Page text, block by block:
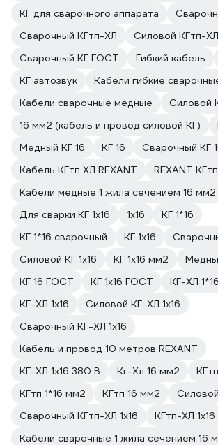
КГ для сварочного аппарата
Сварочный КГтп-ХЛ
Силовой КГтп-
Сварочный КГ ГОСТ
Гибкий кабель
КГ автозвук
Кабели гибкие
Кабели сварочные медные
Силовой
16 мм2 (кабель и провод силовой КГ)
Медный КГ 16
КГ 16 Сварочный КГ
Кабель КГтп ХЛ REXANT
REXANT
Кабели медные 1 жила сечением 16 мм2
Для сварки КГ 1х16
1х16
КГ 1*16
КГ 1*16 сварочный
КГ 1х16
Силовой КГ 1х16
КГ 1х16 мм2
КГ 16 ГОСТ
КГ 1х16 ГОСТ
КГ-ХЛ
КГ-ХЛ 1х16
Силовой КГ-ХЛ 1х16
Сварочный КГ-ХЛ 1х16
Кабель и провод 10 метров REXANT
КГ-ХЛ 1х16 380 В
Кг-Хл 16 мм2
КГтп 1*16 мм2
КГтп 16 мм2
Сварочный КГтп-ХЛ 1х16
КГтп-ХЛ 1х16
Кабели сварочные 1 жила сечением 16